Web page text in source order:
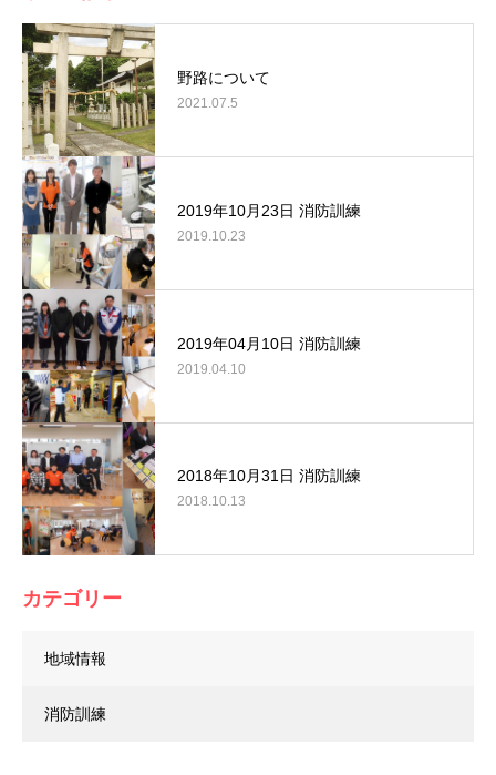
野路について
2021.07.5
2019年10月23日 消防訓練
2019.10.23
2019年04月10日 消防訓練
2019.04.10
2018年10月31日 消防訓練
2018.10.13
カテゴリー
地域情報
消防訓練